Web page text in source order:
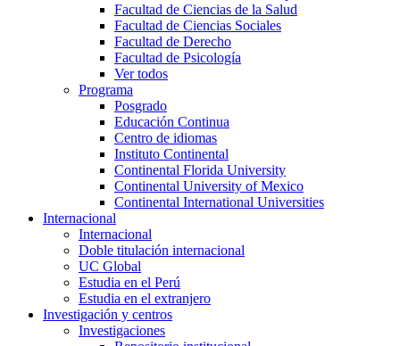
Facultad de Ciencias de la Salud
Facultad de Ciencias Sociales
Facultad de Derecho
Facultad de Psicología
Ver todos
Programa
Posgrado
Educación Continua
Centro de idiomas
Instituto Continental
Continental Florida University
Continental University of Mexico
Continental International Universities
Internacional
Internacional
Doble titulación internacional
UC Global
Estudia en el Perú
Estudia en el extranjero
Investigación y centros
Investigaciones